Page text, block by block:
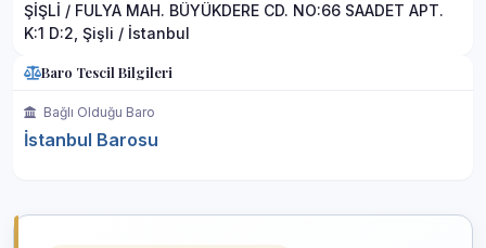
ŞİŞLİ / FULYA MAH. BÜYÜKDERE CD. NO:66 SAADET APT.
K:1 D:2, Şişli / İstanbul
Baro Tescil Bilgileri
Bağlı Olduğu Baro
İstanbul Barosu